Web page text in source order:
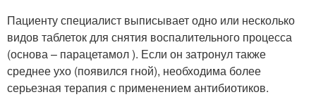
Пациенту специалист выписывает одно или несколько
видов таблеток для снятия воспалительного процесса
(основа – парацетамол ). Если он затронул также
среднее ухо (появился гной), необходима более
серьезная терапия с применением антибиотиков.